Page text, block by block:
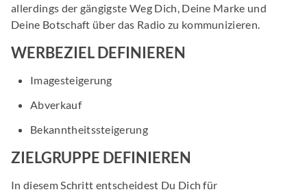
allerdings der gängigste Weg Dich, Deine Marke und
Deine Botschaft über das Radio zu kommunizieren.
WERBEZIEL DEFINIEREN
Imagesteigerung
Abverkauf
Bekanntheitssteigerung
ZIELGRUPPE DEFINIEREN
In diesem Schritt entscheidest Du Dich für